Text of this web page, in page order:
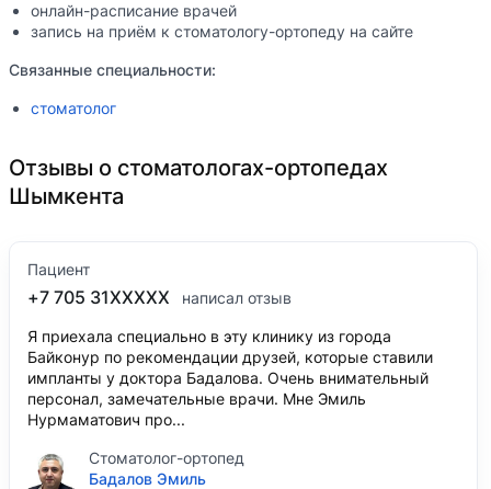
онлайн-расписание врачей
запись на приём к стоматологу-ортопеду на сайте
Связанные специальности:
стоматолог
Отзывы о стоматологах-ортопедах
Шымкента
Пациент
+7 705 31XXXXX написал отзыв
Я приехала специально в эту клинику из города
Байконур по рекомендации друзей, которые ставили
импланты у доктора Бадалова. Очень внимательный
персонал, замечательные врачи. Мне Эмиль
Нурмаматович про...
Стоматолог-ортопед
Бадалов Эмиль